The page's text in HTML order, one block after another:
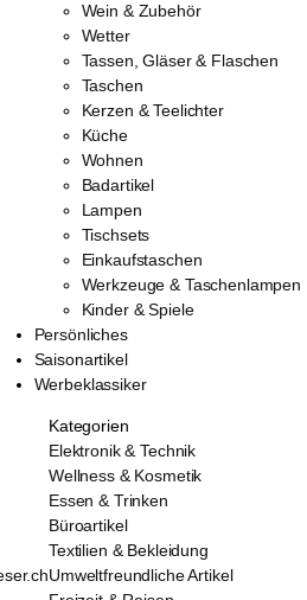
Wein & Zubehör
Wetter
Tassen, Gläser & Flaschen
Taschen
Kerzen & Teelichter
Küche
Wohnen
Badartikel
Lampen
Tischsets
Einkaufstaschen
Werkzeuge & Taschenlampen
Kinder & Spiele
Persönliches
Saisonartikel
Werbeklassiker
Kategorien
Elektronik & Technik
Wellness & Kosmetik
Essen & Trinken
Büroartikel
Textilien & Bekleidung
Umweltfreundliche Artikel